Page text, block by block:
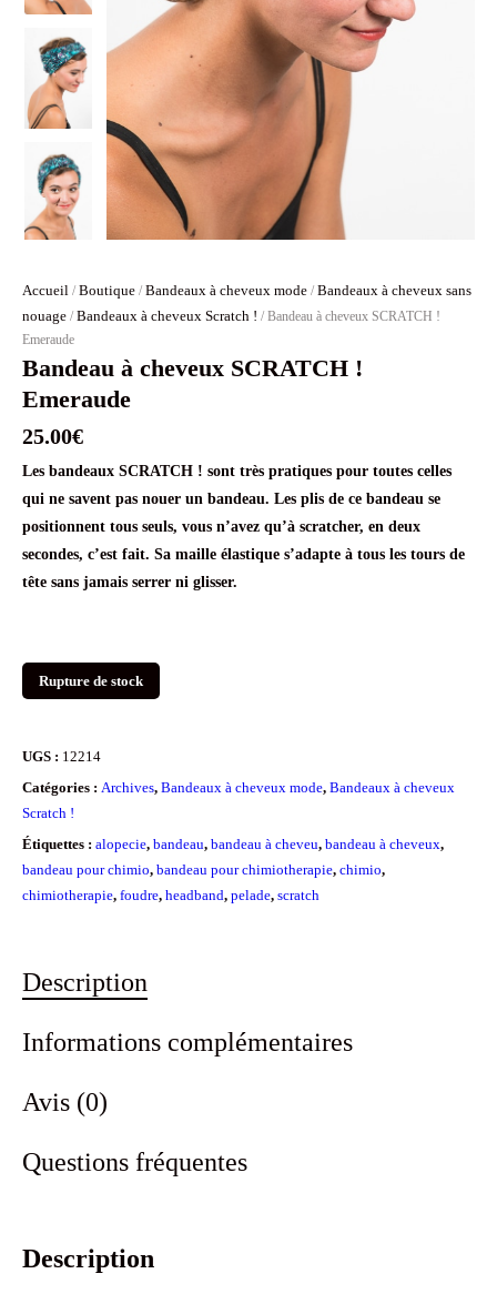
Accueil / Boutique / Bandeaux à cheveux mode / Bandeaux à cheveux sans
nouage / Bandeaux à cheveux Scratch ! / Bandeau à cheveux SCRATCH !
Emeraude
Bandeau à cheveux SCRATCH !
Emeraude
25.00€
Les bandeaux SCRATCH ! sont très pratiques pour toutes celles
qui ne savent pas nouer un bandeau. Les plis de ce bandeau se
positionnent tous seuls, vous n’avez qu’à scratcher, en deux
secondes, c’est fait. Sa maille élastique s’adapte à tous les tours de
tête sans jamais serrer ni glisser.
Rupture de stock
UGS : 12214
Catégories : Archives, Bandeaux à cheveux mode, Bandeaux à cheveux
Scratch !
Étiquettes : alopecie, bandeau, bandeau à cheveu, bandeau à cheveux,
bandeau pour chimio, bandeau pour chimiotherapie, chimio,
chimiotherapie, foudre, headband, pelade, scratch
Description
Informations complémentaires
Avis (0)
Questions fréquentes
Description